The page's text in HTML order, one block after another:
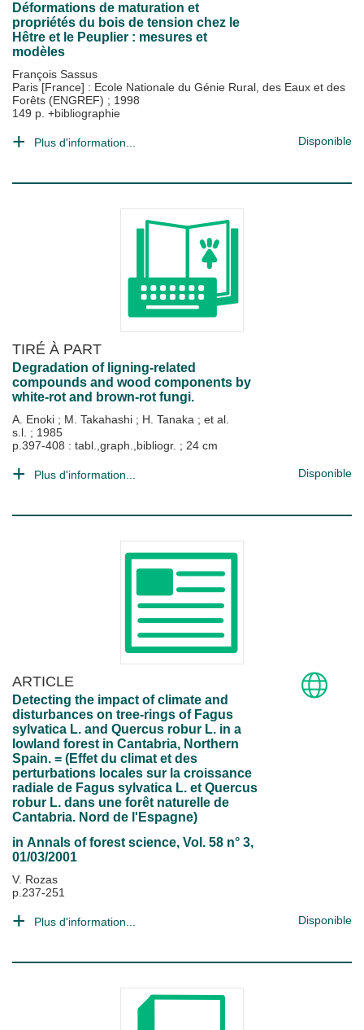
Déformations de maturation et
propriétés du bois de tension chez le
Hêtre et le Peuplier : mesures et
modèles
François Sassus
Paris [France] : Ecole Nationale du Génie Rural, des Eaux et des
Forêts (ENGREF) ; 1998
149 p. +bibliographie
Plus d'information... Disponible
TIRÉ À PART
Degradation of ligning-related
compounds and wood components by
white-rot and brown-rot fungi.
A. Enoki ; M. Takahashi ; H. Tanaka ; et al.
s.l. ; 1985
p.397-408 : tabl.,graph.,bibliogr. ; 24 cm
Plus d'information... Disponible
ARTICLE
Detecting the impact of climate and
disturbances on tree-rings of Fagus
sylvatica L. and Quercus robur L. in a
lowland forest in Cantabria, Northern
Spain. = (Effet du climat et des
perturbations locales sur la croissance
radiale de Fagus sylvatica L. et Quercus
robur L. dans une forêt naturelle de
Cantabria. Nord de l'Espagne)
in Annals of forest science, Vol. 58 n° 3,
01/03/2001
V. Rozas
p.237-251
Plus d'information... Disponible